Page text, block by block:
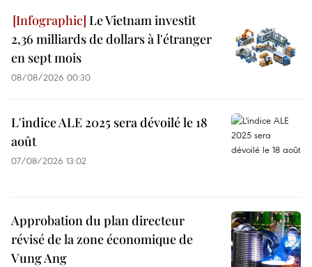
Le Vietnam investit
2,36 milliards de dollars à l'étranger
en sept mois
08/08/2026 00:30
L'indice ALE 2025 sera dévoilé le 18
août
07/08/2026 13:02
Approbation du plan directeur
révisé de la zone économique de
Vung Ang